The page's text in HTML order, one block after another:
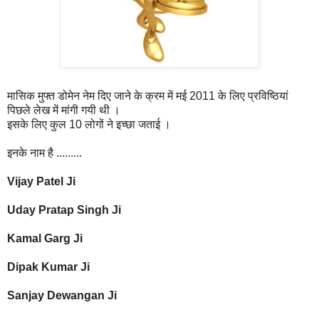
मासिक मुफ्त डोमेन नेम दिए जाने के क्रम में मई 2011 के लिए प्रविष्ठियां
पिछले लेख में मांगी गयी थी ।
इसके लिए कुल 10 लोगों ने इच्छा जताई ।
इनके नाम है .........
Vijay Patel Ji
Uday Pratap Singh Ji
Kamal Garg Ji
Dipak Kumar Ji
Sanjay Dewangan Ji